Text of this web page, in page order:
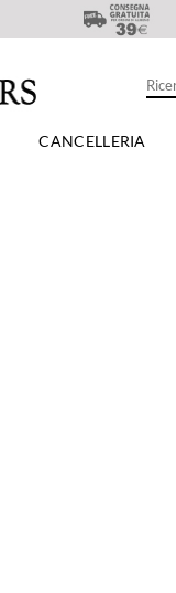
CANCELLERIA